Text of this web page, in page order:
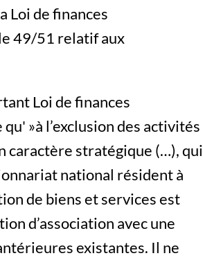
Loi de finances
49/51 relatif aux
Loi de finances
»à l’exclusion des activités
caractère stratégique (…), qui
national résident à
de biens et services est
d’association avec une
existantes. Il ne